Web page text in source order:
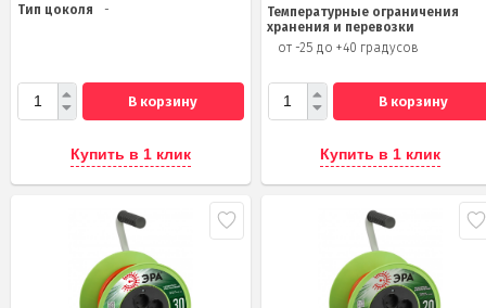
Тип цоколя
-
В корзину
Купить в 1 клик
Температурные ограничения
хранения и перевозки
от -25 до +40 градусов
В корзину
Купить в 1 клик